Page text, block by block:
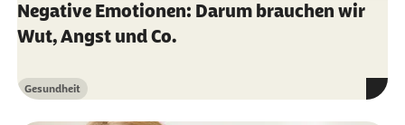
Damien Clus et al.: The Use of Virtual Reality in
Patients with Eating Disorders: Systematic
Review (2018)
Negative Emotionen: Darum brauchen wir
Wut, Angst und Co.
Kategorie
Gesundheit